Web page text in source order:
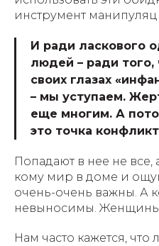
инструмент
И ради ласкового
людей – ради того,
своих глазах
– мы уступаем.
еще многим. А
это точка
Попадают в нее не все,
кому мир в доме и
очень-очень важны. А
невыносимы.
Нам часто кажется,